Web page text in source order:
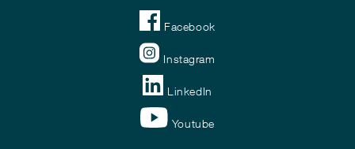
Facebook
Instagram
LinkedIn
Youtube